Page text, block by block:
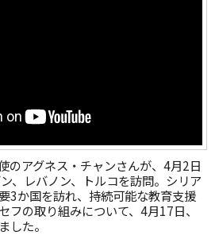
のアグネス・チャンさんが、4月2日
、レバノン、トルコを訪問。シリア
3か国を訪れ、持続可能な教育支援
フの取り組みについて、4月17日、
した。